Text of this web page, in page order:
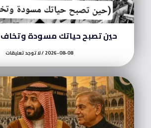
حين تصبح حياتك مسودة وتخاف
2026-08-08 لا توجد تعليقات